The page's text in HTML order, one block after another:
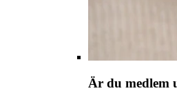
Är du medlem